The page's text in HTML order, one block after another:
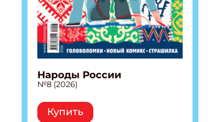
Народы России
№8 (2026)
Купить